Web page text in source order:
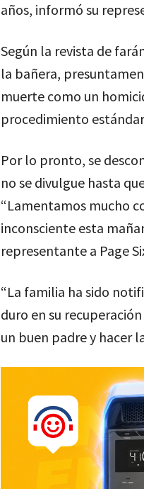
años, informó su
Según la revista de
la bañera,
muerte como un
procedimiento
Por lo pronto, se
no se divulgue hasta
“Lamentamos mucho
inconsciente esta
representante a Page
“La familia ha sido
duro en su
un buen padre y hacer